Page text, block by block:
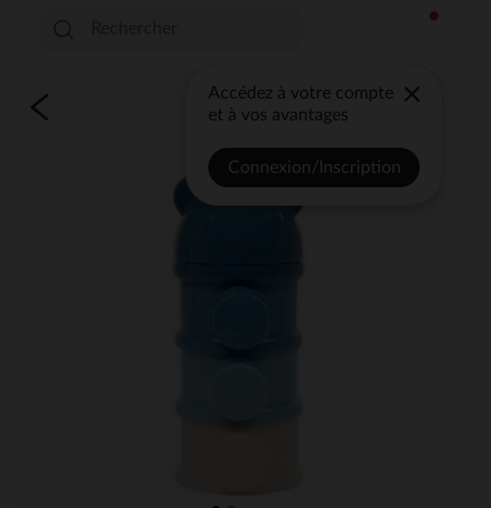
Accédez à votre compte
et à vos avantages
Connexion/Inscription